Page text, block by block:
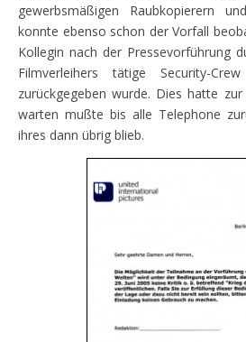
gewerbsmäßigen Raubkopierern
konnte ebenso schon der Vorfall
Kollegin nach der Pressevorführung
Filmverleihers tätige Security-
zurückgegeben wurde. Dies hatte
warten mußte bis alle Telephone
ihres dann übrig blieb.